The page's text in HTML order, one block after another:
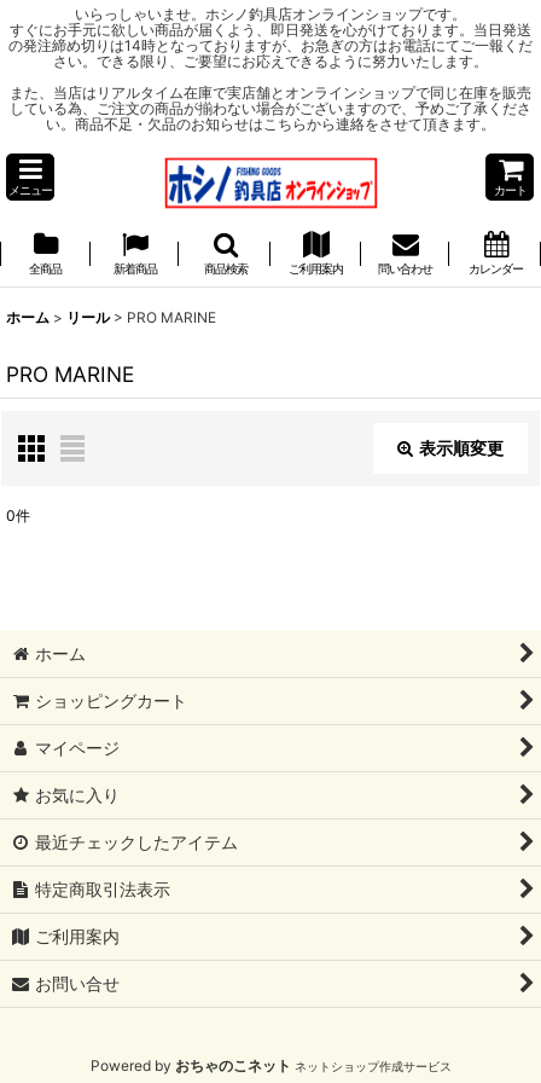
いらっしゃいませ。ホシノ釣具店オンラインショップです。
すぐにお手元に欲しい商品が届くよう、即日発送を心がけております。当日発送
の発注締め切りは14時となっておりますが、お急ぎの方はお電話にてご一報くだ
さい。できる限り、ご要望にお応えできるように努力いたします。
また、当店はリアルタイム在庫で実店舗とオンラインショップで同じ在庫を販売
している為、ご注文の商品が揃わない場合がございますので、予めご了承くださ
い。商品不足・欠品のお知らせはこちらから連絡をさせて頂きます。
メニュー カート
全商品 新着商品 商品検索 ご利用案内 問い合わせ カレンダー
ホーム > リール > PRO MARINE
PRO MARINE
表示順変更
0件
ホーム
ショッピングカート
マイページ
お気に入り
最近チェックしたアイテム
特定商取引法表示
ご利用案内
お問い合せ
Powered by おちゃのこネット ネットショップ作成サービス